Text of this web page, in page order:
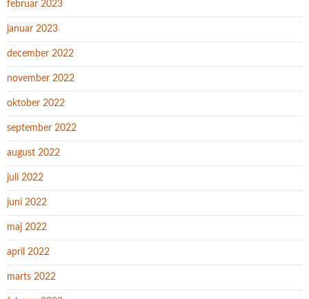
februar 2023
januar 2023
december 2022
november 2022
oktober 2022
september 2022
august 2022
juli 2022
juni 2022
maj 2022
april 2022
marts 2022